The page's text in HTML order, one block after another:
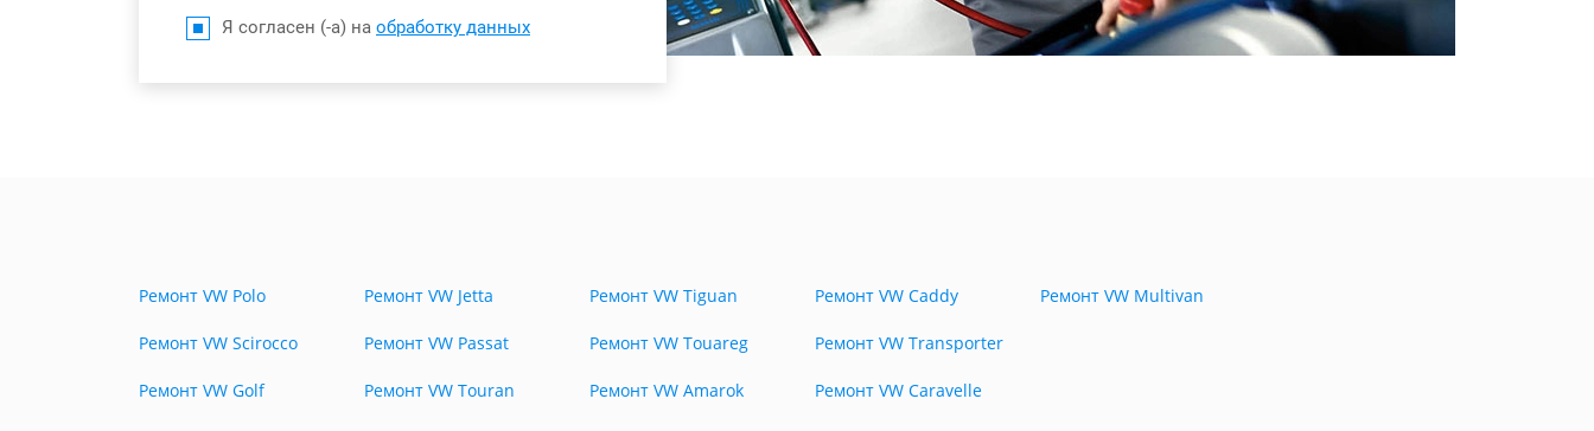
Я согласен (-а) на обработку данных
Ремонт VW Polo
Ремонт VW Scirocco
Ремонт VW Golf
Ремонт VW Jetta
Ремонт VW Passat
Ремонт VW Touran
Ремонт VW Tiguan
Ремонт VW Touareg
Ремонт VW Amarok
Ремонт VW Caddy
Ремонт VW Transporter
Ремонт VW Caravelle
Ремонт VW Multivan